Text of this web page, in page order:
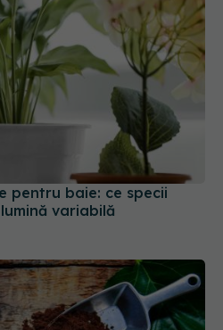
pentru baie: ce specii
variabilă